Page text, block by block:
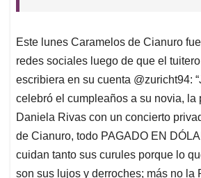
Este lunes Caramelos de Cianuro
redes sociales luego de que el
escribiera en su cuenta @zuricht94:
celebró el cumpleaños a su novia, la
Daniela Rivas con un concierto
de Cianuro, todo PAGADO EN
cuidan tanto sus curules porque lo
son sus lujos y derroches; más no la